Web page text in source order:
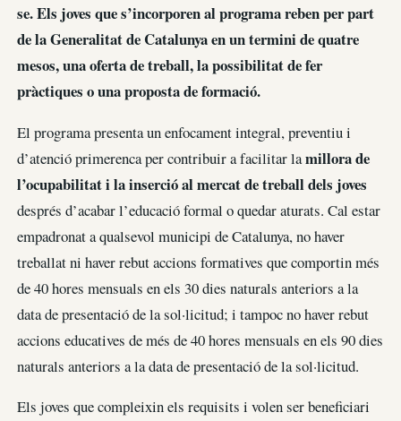
se. Els joves que s’incorporen al programa reben per part
de la Generalitat de Catalunya en un termini de quatre
mesos, una oferta de treball, la possibilitat de fer
pràctiques o una proposta de formació.
El programa presenta un enfocament integral, preventiu i
d’atenció primerenca per contribuir a facilitar lamillora de
l’ocupabilitat i la inserció al mercat de treball dels joves
després d’acabar l’educació formal o quedar aturats. Cal estar
empadronat a qualsevol municipi de Catalunya, no haver
treballat ni haver rebut accions formatives que comportin més
de 40 hores mensuals en els 30 dies naturals anteriors a la
data de presentació de la sol·licitud; i tampoc no haver rebut
accions educatives de més de 40 hores mensuals en els 90 dies
naturals anteriors a la data de presentació de la sol·licitud.
Els joves que compleixin els requisits i volen ser beneficiari